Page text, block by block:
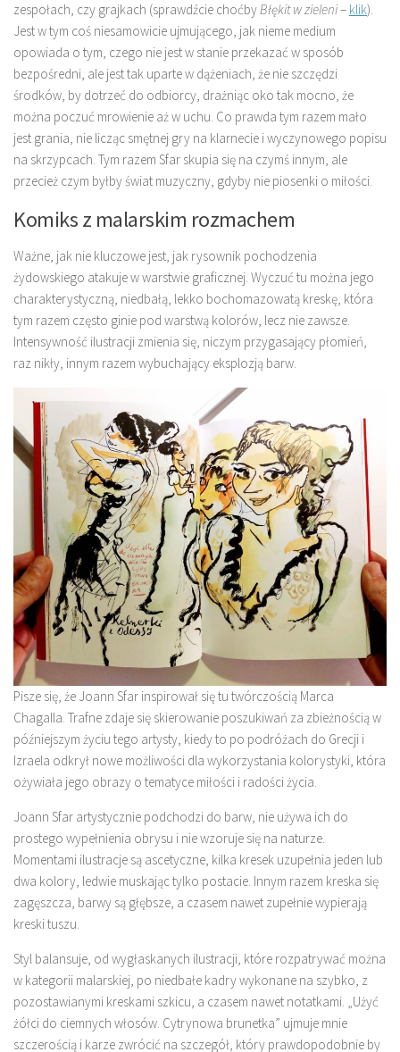
zespołach, czy grajkach (sprawdźcie choćbyBłękit w zieleni– klik).
Jest w tym coś niesamowicie ujmującego, jak nieme medium
opowiada o tym, czego nie jest w stanie przekazać w sposób
bezpośredni, ale jest tak uparte w dążeniach, że nie szczędzi
środków, by dotrzeć do odbiorcy, drażniąc oko tak mocno, że
można poczuć mrowienie aż w uchu. Co prawda tym razem mało
jest grania, nie licząc smętnej gry na klarnecie i wyczynowego popisu
na skrzypcach. Tym razem Sfar skupia się na czymś innym, ale
przecież czym byłby świat muzyczny, gdyby nie piosenki o miłości.
Komiks z malarskim rozmachem
Ważne, jak nie kluczowe jest, jak rysownik pochodzenia
żydowskiego atakuje w warstwie graficznej. Wyczuć tu można jego
charakterystyczną, niedbałą, lekko bochomazowatą kreskę, która
tym razem często ginie pod warstwą kolorów, lecz nie zawsze.
Intensywność ilustracji zmienia się, niczym przygasający płomień,
raz nikły, innym razem wybuchający eksplozją barw.
Pisze się, że Joann Sfar inspirował się tu twórczością Marca
Chagalla. Trafne zdaje się skierowanie poszukiwań za zbieżnością w
późniejszym życiu tego artysty, kiedy to po podróżach do Grecji i
Izraela odkrył nowe możliwości dla wykorzystania kolorystyki, która
ożywiała jego obrazy o tematyce miłości i radości życia.
Joann Sfar artystycznie podchodzi do barw, nie używa ich do
prostego wypełnienia obrysu i nie wzoruje się na naturze.
Momentami ilustracje są ascetyczne, kilka kresek uzupełnia jeden lub
dwa kolory, ledwie muskając tylko postacie. Innym razem kreska się
zagęszcza, barwy są głębsze, a czasem nawet zupełnie wypierają
kreski tuszu.
Styl balansuje, od wygłaskanych ilustracji, które rozpatrywać można
w kategorii malarskiej, po niedbałe kadry wykonane na szybko, z
pozostawianymi kreskami szkicu, a czasem nawet notatkami. „Użyć
żółci do ciemnych włosów. Cytrynowa brunetka” ujmuje mnie
szczerością i karze zwrócić na szczegół, który prawdopodobnie by